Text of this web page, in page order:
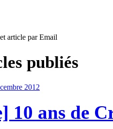
article par Email
publiés
2012
10 ans de